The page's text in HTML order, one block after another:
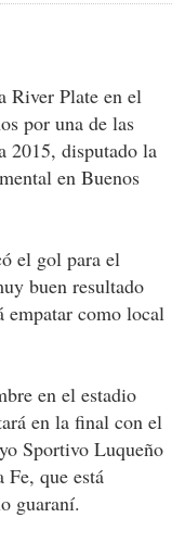
River Plate en el
por una de las
2015, disputado la
en Buenos
el gol para el
buen resultado
empatar como local
en el estadio
en la final con el
Sportivo Luqueño
que está
guaraní.